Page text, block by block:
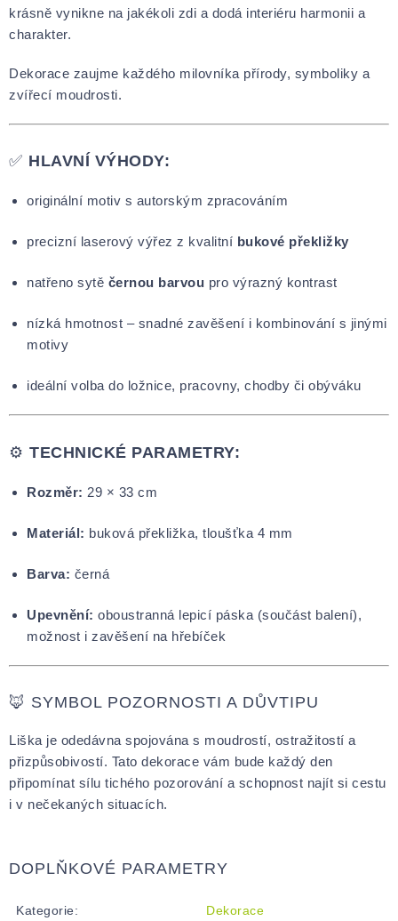
krásně vynikne na jakékoli zdi a dodá interiéru harmonii a
charakter.
Dekorace zaujme každého milovníka přírody, symboliky a
zvířecí moudrosti.
✅ HLAVNÍ VÝHODY:
originální motiv s autorským zpracováním
precizní laserový výřez z kvalitní bukové překližky
natřeno sytě černou barvou pro výrazný kontrast
nízká hmotnost – snadné zavěšení i kombinování s jinými
motivy
ideální volba do ložnice, pracovny, chodby či obýváku
⚙️ TECHNICKÉ PARAMETRY:
Rozměr: 29 × 33 cm
Materiál: buková překližka, tloušťka 4 mm
Barva: černá
Upevnění: oboustranná lepicí páska (součást balení),
možnost i zavěšení na hřebíček
🦊 SYMBOL POZORNOSTI A DŮVTIPU
Liška je odedávna spojována s moudrostí, ostražitostí a
přizpůsobivostí. Tato dekorace vám bude každý den
připomínat sílu tichého pozorování a schopnost najít si cestu
i v nečekaných situacích.
DOPLŇKOVÉ PARAMETRY
Kategorie:
Dekorace